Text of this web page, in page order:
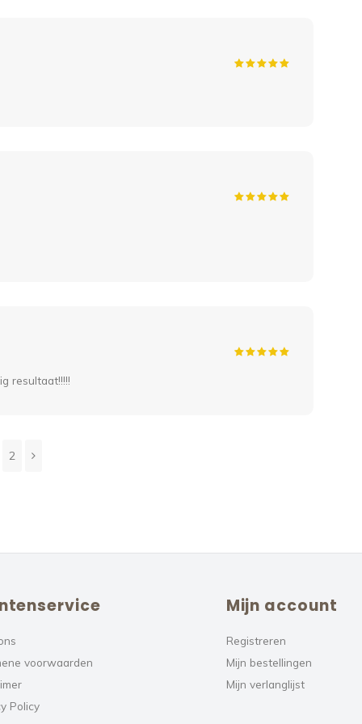
resultaat!!!!!
2
voorwaarden
Policy
Mijn account
Registreren
Mijn bestellingen
Mijn verlanglijst